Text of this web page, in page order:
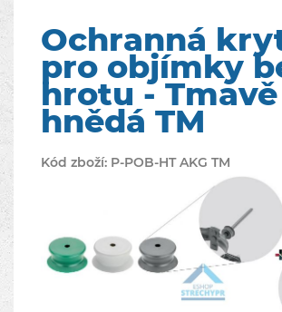
Ochranná
pro objímky
hrotu - Tmavě
hnědá TM
Kód zboží: P-POB-HT AKG TM